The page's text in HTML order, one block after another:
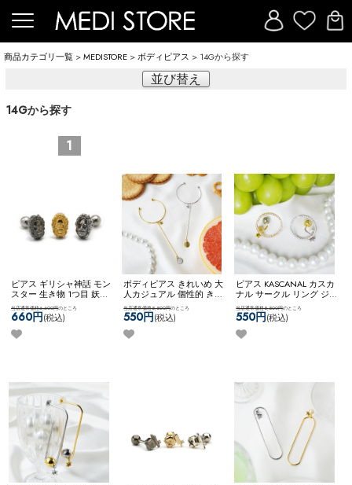
商品カテゴリ一覧 >MEDISTORE >ボディピアス > 14Gから探す
並び替え
14Gから探す
1
ピアス ギリシャ神話 モン
スター 生き物 1つ目 妖怪
キュクロプス 個性的 ゴシ
ック シルバー925 【ネコ
ポス全品送料無料】
話】キュクロプスバーベ
当店通常価格6,600円のところ
660円(税込)
ボディピアス きれいめ 大
人カジュアル 個性的 きれ
いめファッション 【ネコ
ポス全品送料無料】
【KASCANAL】Stick & Big
CB
当店通常価格5,500円のところ
550円(税込)
ピアス KASCANAL カスカ
ナル サークル リング ジ
ュエル キラキラ キレイめ
大ぶりピアス 個性的 【ネ
コポス全品送料無料】
【KASCANAL】
当店通常価格5,500円のところ
550円(税込)